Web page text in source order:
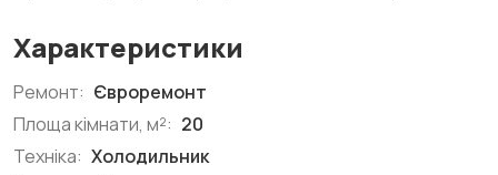
Характеристики
Ремонт: Євроремонт
Площа кімнати, м²: 20
Техніка: Холодильник